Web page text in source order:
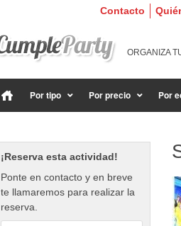
Contacto
ORGANIZA
Por tipo Por precio Por
¡Reserva esta actividad!
Ponte en contacto y en breve
te llamaremos para realizar la
reserva.